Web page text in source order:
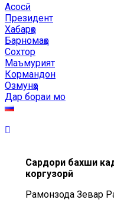
Асосӣ
Президент
Хабарҳо
Барномаҳо
Сохтор
Маъмурият
Кормандон
Озмунҳо
Дар бораи мо
Сардори бахши
коргузорӣ
Раҳмонзода Зевар